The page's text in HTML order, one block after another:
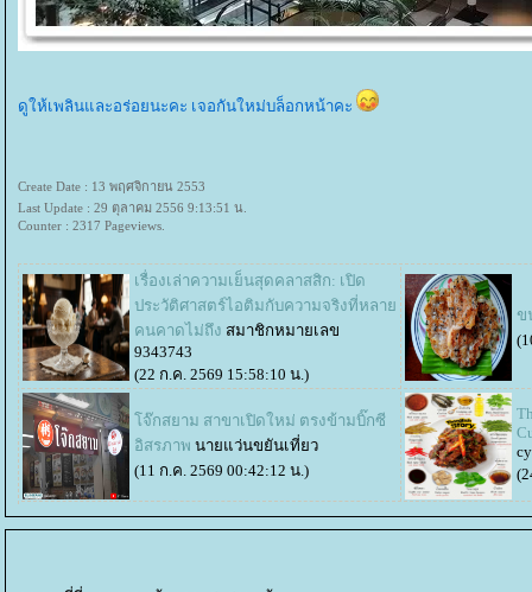
ดูให้เพลินและอร่อยนะคะ เจอกันใหม่บล็อกหน้าคะ
Create Date : 13 พฤศจิกายน 2553
Last Update : 29 ตุลาคม 2556 9:13:51 น.
Counter : 2317 Pageviews.
เรื่องเล่าความเย็นสุดคลาสสิก: เปิด
ประวัติศาสตร์ไอติมกับความจริงที่หลา
คนคาดไม่ถึง สมาชิกหมายเลข
9343743
(22 ก.ค. 2569 15:58:10 น.)
ข
จ๊กสยาม สาขาเปิดใหม่ ตรงข้ามบิ๊กซี
อิสรภาพ นายแว่นขยันเที่ยว
(11 ก.ค. 2569 00:42:12 น.)